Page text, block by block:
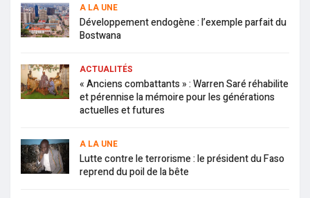
A LA UNE
Développement endogène : l’exemple parfait du
Bostwana
ACTUALITÉS
« Anciens combattants » : Warren Saré réhabilite
et pérennise la mémoire pour les générations
actuelles et futures
A LA UNE
Lutte contre le terrorisme : le président du Faso
reprend du poil de la bête